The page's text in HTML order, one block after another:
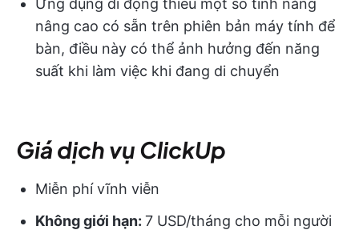
Ứng dụng di động thiếu một số tính năng
nâng cao có sẵn trên phiên bản máy tính để
bàn, điều này có thể ảnh hưởng đến năng
suất khi làm việc khi đang di chuyển
Giá dịch vụ ClickUp
Miễn phí vĩnh viễn
Không giới hạn: 7 USD/tháng cho mỗi người